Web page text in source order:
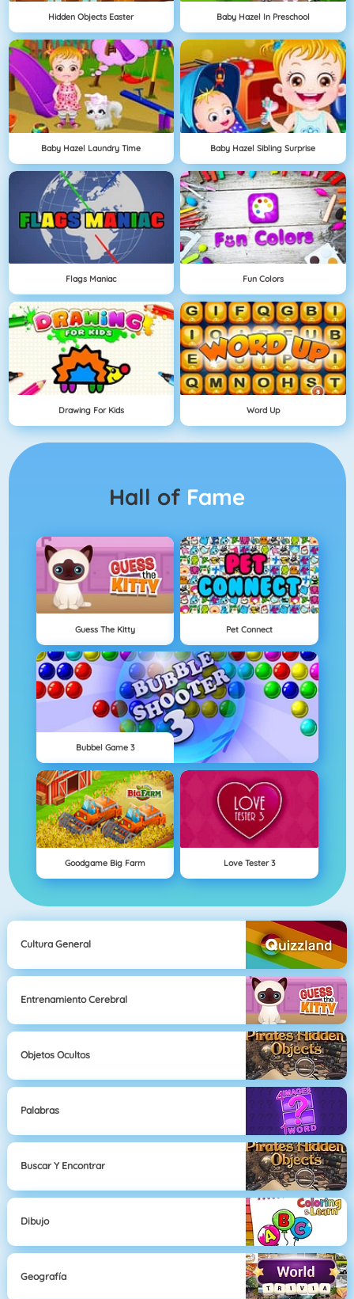
Hidden Objects Easter Baby Hazel In Preschool
Baby Hazel Laundry Time Baby Hazel Sibling Surprise
Flags Maniac Fun Colors
Drawing For Kids Word Up
Hall of Fame
Guess The Kitty Pet Connect
Bubbel Game 3
Goodgame Big Farm Love Tester 3
Cultura General
Entrenamiento Cerebral
Objetos Ocultos
Palabras
Buscar Y Encontrar
Dibujo
Geografía